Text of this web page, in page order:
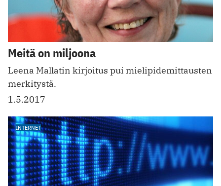
Meitä on miljoona
Leena Mallatin kirjoitus pui mielipidemittausten
merkitystä.
1.5.2017
INTERNET